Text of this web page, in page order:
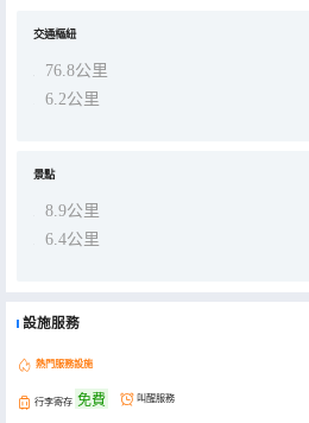
多人用餐。餐廳以杭幫菜為主、本地特色菜餚為輔，配以國際的風味
商務中心、商場、美容院、健身中心與周邊休閒美食、巨幕電影、兒
為賓客提供各種商務、休閒和旅遊服務。
交通樞紐
76.8公里
6.2公里
景點
8.9公里
6.4公里
設施服務
熱門服務設施
行李寄存 免費 叫醒服務